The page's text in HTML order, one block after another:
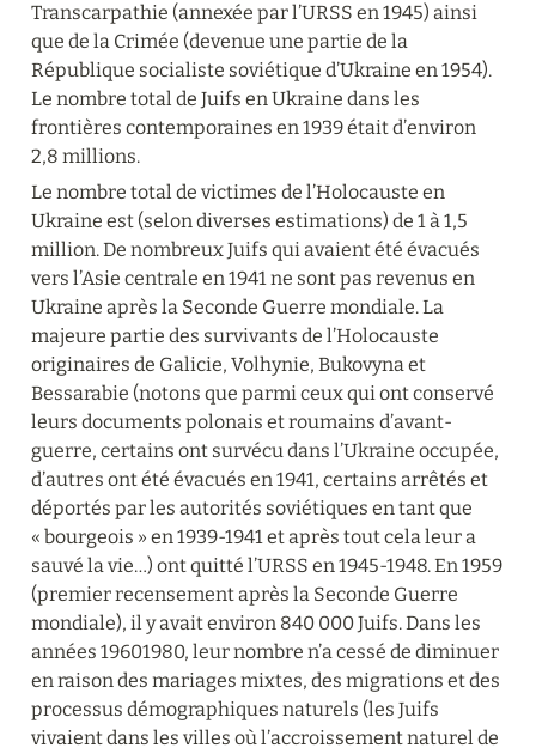
Transcarpathie (annexée par l’URSS en 1945) ainsi
que de la Crimée (devenue une partie de la
République socialiste soviétique d’Ukraine en 1954).
Le nombre total de Juifs en Ukraine dans les
frontières contemporaines en 1939 était d’environ
2,8 millions.
Le nombre total de victimes de l’Holocauste en
Ukraine est (selon diverses estimations) de 1 à 1,5
million. De nombreux Juifs qui avaient été évacués
vers l’Asie centrale en 1941 ne sont pas revenus en
Ukraine après la Seconde Guerre mondiale. La
majeure partie des survivants de l’Holocauste
originaires de Galicie, Volhynie, Bukovyna et
Bessarabie (notons que parmi ceux qui ont conservé
leurs documents polonais et roumains d’avant-
guerre, certains ont survécu dans l’Ukraine occupée,
d’autres ont été évacués en 1941, certains arrêtés et
déportés par les autorités soviétiques en tant que
« bourgeois » en 1939-1941 et après tout cela leur a
sauvé la vie…) ont quitté l’URSS en 1945-1948. En 1959
(premier recensement après la Seconde Guerre
mondiale), il y avait environ 840 000 Juifs. Dans les
années 19601980, leur nombre n’a cessé de diminuer
en raison des mariages mixtes, des migrations et des
processus démographiques naturels (les Juifs
vivaient dans les villes où l’accroissement naturel de